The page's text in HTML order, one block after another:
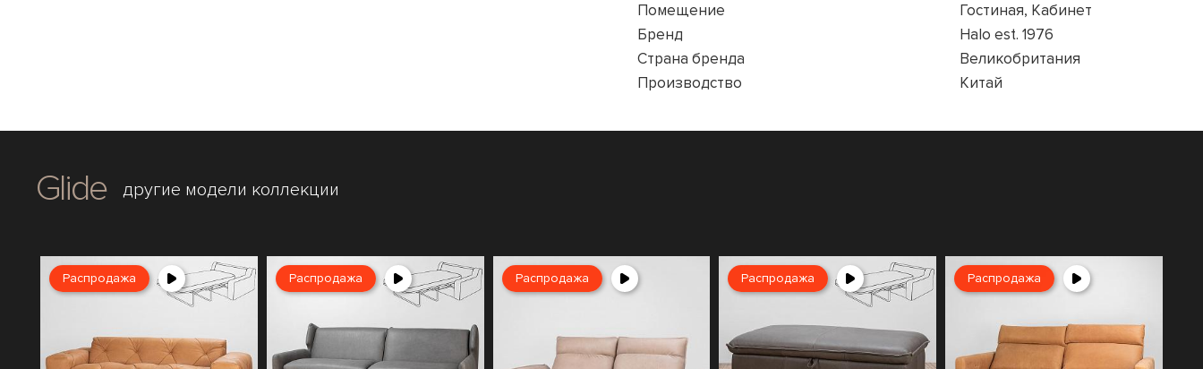
Помещение
Гостиная, Кабинет
Бренд
Halo est. 1976
Страна бренда
Великобритания
Производство
Китай
Glide другие модели коллекции
Распродажа Распродажа Распродажа Распродажа Распродажа